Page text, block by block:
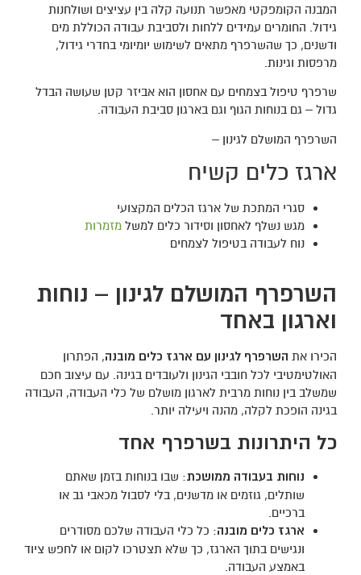
המבנה הקומפקטי מאפשר תנועה קלה בין עציצים ושולחנות
גידול. החומרים עמידים ללחות ולסביבת עבודה הכוללת מים
ודשנים, כך שהשרפרף מתאים לשימוש יומיומי בחדרי גידול,
מרפסות וגינות.
שרפרף טיפול בצמחים עם אחסון הוא אביזר קטן שעושה הבדל
גדול – גם בנוחות הגוף וגם בארגון סביבת העבודה.
השרפרף המושלם לגינון –
ארגז כלים קשיח
סגרי המתכת של ארגז הכלים המקצועי
מגש נשלף לאחסון וסידור כלים למשל מזמרות
נוח לעבודה בטיפול לצמחים
השרפרף המושלם לגינון – נוחות
וארגון באחד
הכירו את השרפרף לגינון עם ארגז כלים מובנה, הפתרון
האולטימטיבי לכל חובבי הגינון ולעובדים בגינה. עם עיצוב חכם
שמשלב בין נוחות מרבית לארגון מושלם של כלי העבודה, העבודה
בגינה הופכת לקלה, מהנה ויעילה יותר.
כל היתרונות בשרפרף אחד
נוחות בעבודה ממושכת: שבו בנוחות בזמן שאתם
שותלים, גוזמים או מדשנים, בלי לסבול מכאבי גב או
ברכיים.
ארגז כלים מובנה: כל כלי העבודה שלכם מסודרים
ונגישים בתוך הארגז, כך שלא תצטרכו לקום או לחפש ציוד
באמצע העבודה.